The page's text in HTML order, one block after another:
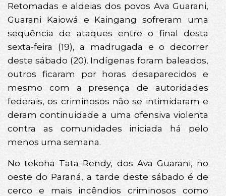
Retomadas e aldeias dos povos Ava Guarani,
Guarani Kaiowá e Kaingang sofreram uma
sequência de ataques entre o final desta
sexta-feira (19), a madrugada e o decorrer
deste sábado (20). Indígenas foram baleados,
outros ficaram por horas desaparecidos e
mesmo com a presença de autoridades
federais, os criminosos não se intimidaram e
deram continuidade a uma ofensiva violenta
contra as comunidades iniciada há pelo
menos uma semana.
No tekoha Tata Rendy, dos Ava Guarani, no
oeste do Paraná, a tarde deste sábado é de
cerco e mais incêndios criminosos como